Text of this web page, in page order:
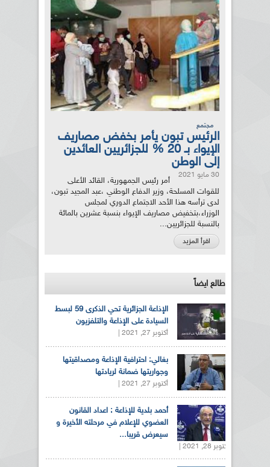
مجتمع
الرئيس تبون يأمر بخفض مصاريف
الإيواء بـ 20 % للجزائريين العائدين
إلى الوطن
30 مايو 2021
أمر رئيس الجمهورية، القائد الأعلى
للقوات المسلحة، وزير الدفاع الوطني ،عبد المجيد تبون،
لدى ترأسه هذا الأحد الاجتماع الدوري لمجلس
الوزراء،بتخفيض مصاريف الإيواء بنسبة عشرين بالمائة
بالنسبة للجزائريين...
اقرأ المزيد
طالع ايضاً
الإذاعة الجزائرية تحي الذكرى 59 لبسط
السيادة على الإذاعة والتلفزيون
أكتوبر 27, 2021 |
بغالي: احترافية الإذاعة ومصداقيتها
وجواريتها ضمانة لريادتها
أكتوبر 27, 2021 |
أحمد بلدية للإذاعة : اعداد القانون
العضوي للإعلام في مرحلته الأخيرة و
سيعرض قريبا...
أكتوبر 28, 2021 |